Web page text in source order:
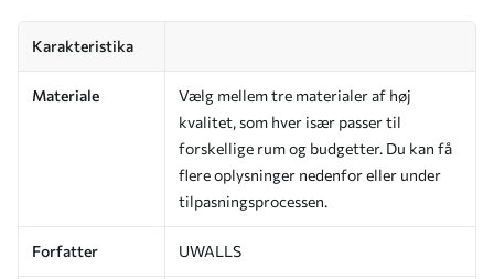
Karakteristika
Materiale
Vælg mellem tre materialer af høj
kvalitet, som hver især passer til
forskellige rum og budgetter. Du kan få
flere oplysninger nedenfor eller under
tilpasningsprocessen.
Forfatter UWALLS